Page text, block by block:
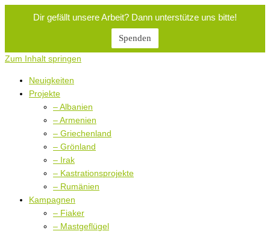
Dir gefällt unsere Arbeit? Dann unterstütze uns bitte!
Spenden
Zum Inhalt springen
Neuigkeiten
Projekte
– Albanien
– Armenien
– Griechenland
– Grönland
– Irak
– Kastrationsprojekte
– Rumänien
Kampagnen
– Fiaker
– Mastgeflügel